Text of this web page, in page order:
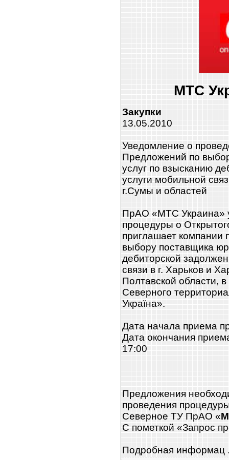
МТС
Закупки
13.05.2010
Уведомление о
Предложений по
услуг по взысканию
услуги мобильной
г.Сумы и областей
ПрАО «МТС Украина»
процедуры о
приглашает компании
выбору поставщика
дебиторской
связи в г. Харьков и
Полтавской области,
Северного
Україна».
Дата начала приема
Дата окончания
17:00
Предложения
проведения
Северное ТУ ПрАО «
C пометкой «Запрос
Подробная информац